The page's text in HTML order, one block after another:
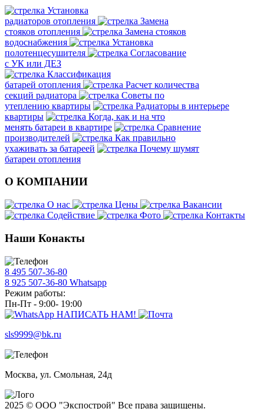
Установка
радиаторов отопления
Замена
стояков отопления
Замена стояков
водоснабжения
Установка
полотенцесушителя
Согласование
с УК или ДЕЗ
Классификация
батарей отопления
Расчет количества
секций радиатора
Советы по
утеплению квартиры
Радиаторы в интерьере
квартиры
Когда, как и на что
менять батареи в квартире
Сравнение
производителей
Как правильно
ухаживать за батареей
Почему шумят
батареи отопления
О КОМПАНИИ
О нас Цены
Вакансии
Содействие
Фото Контакты
Наши Конакты
8 495 507-36-80
8 925 507-36-80 Whatsapp
Режим работы:
Пн-Пт - 9:00- 19:00
НАПИСАТЬ НАМ!
sls9999@bk.ru
Москва, ул. Смольная, 24д
2025 © ООО "Экспострой" Все права защищены.